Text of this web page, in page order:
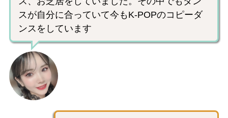
スが自分に合っていて今もK-POPのコピーダ
ンスをしています